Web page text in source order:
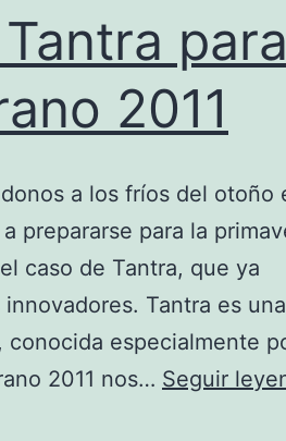
para
2011
a los fríos del otoño
prepararse para la
caso de Tantra, que ya
Tantra es una
conocida especialmente
2011 nos… Seguir